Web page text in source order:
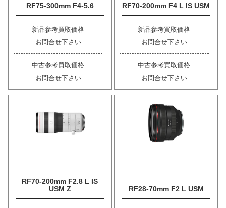
RF75-300mm F4-5.6
新品参考買取価格
お問合せ下さい
中古参考買取価格
お問合せ下さい
RF70-200mm F4 L IS USM
新品参考買取価格
お問合せ下さい
中古参考買取価格
お問合せ下さい
RF70-200mm F2.8 L IS
USM Z
RF28-70mm F2 L USM